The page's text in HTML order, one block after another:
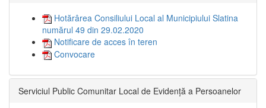
Hotărârea Consiliului Local al Municipiului Slatina
numărul 49 din 29.02.2020
Notificare de acces în teren
Convocare
Serviciul Public Comunitar Local de Evidență a Persoanelor